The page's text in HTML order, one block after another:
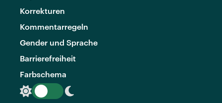
Korrekturen
Kommentarregeln
Gender und Sprache
Barrierefreiheit
Farbschema